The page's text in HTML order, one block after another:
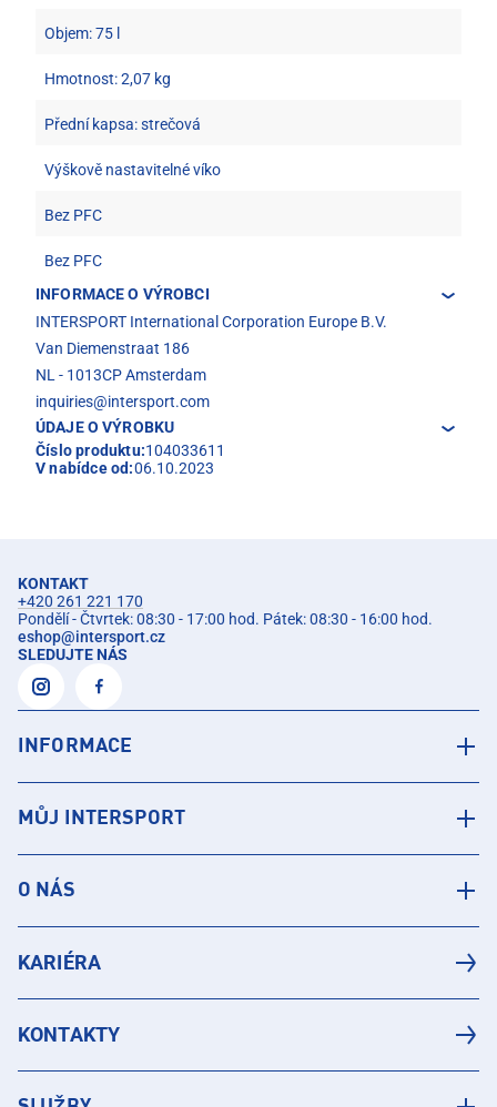
Objem: 75 l
Hmotnost: 2,07 kg
Přední kapsa: strečová
Výškově nastavitelné víko
Bez PFC
Bez PFC
INFORMACE O VÝROBCI
INTERSPORT International Corporation Europe B.V.
Van Diemenstraat 186
NL - 1013CP Amsterdam
inquiries@intersport.com
ÚDAJE O VÝROBKU
Číslo produktu:104033611
V nabídce od:06.10.2023
KONTAKT
+420 261 221 170
Pondělí - Čtvrtek: 08:30 - 17:00 hod. Pátek: 08:30 - 16:00 hod.
eshop@intersport.cz
SLEDUJTE NÁS
INFORMACE
MŮJ INTERSPORT
O NÁS
KARIÉRA
KONTAKTY